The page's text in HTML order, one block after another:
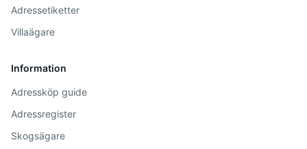
Adressetiketter
Villaägare
Information
Adressköp guide
Adressregister
Skogsägare